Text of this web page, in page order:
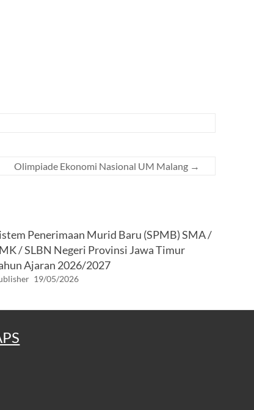
Olimpiade Ekonomi Nasional UM Malang →
Penerimaan Murid Baru (SPMB) SMA /
/ SLBN Negeri Provinsi Jawa Timur
Ajaran 2026/2027
19/05/2026